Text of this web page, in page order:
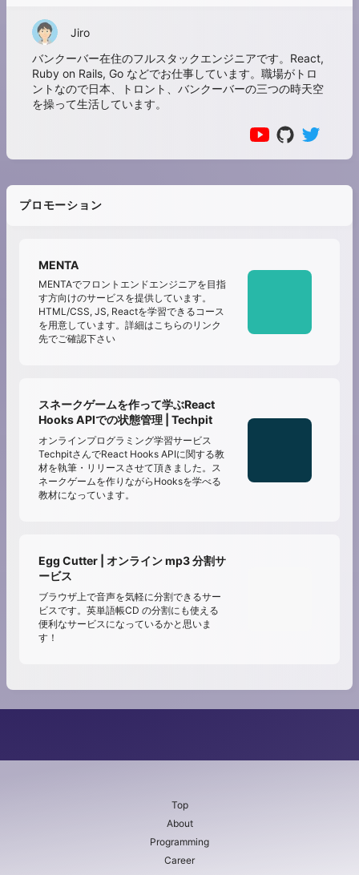
Jiro
バンクーバー在住のフルスタックエンジニアです。React,
Ruby on Rails, Go などでお仕事しています。職場がトロ
ントなので日本、トロント、バンクーバーの三つの時天空
を操って生活しています。
プロモーション
MENTA
MENTAでフロントエンドエンジニアを目指
す方向けのサービスを提供しています。
HTML/CSS, JS, Reactを学習できるコース
を用意しています。詳細はこちらのリンク
先でご確認下さい
スネークゲームを作って学ぶReact
Hooks APIでの状態管理 | Techpit
オンラインプログラミング学習サービス
TechpitさんでReact Hooks APIに関する教
材を執筆・リリースさせて頂きました。ス
ネークゲームを作りながらHooksを学べる
教材になっています。
Egg Cutter | オンライン mp3 分割サ
ービス
ブラウザ上で音声を気軽に分割できるサー
ビスです。英単語帳CD の分割にも使える
便利なサービスになっているかと思いま
す！
Top
About
Programming
Career